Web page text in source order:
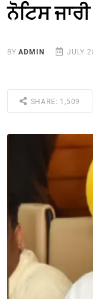
ਨੋਟਿਸ ਜਾਰੀ
BYADMIN JULY
SHARE: 1,509